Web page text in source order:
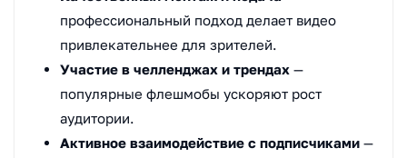
профессиональный подход делает видео
привлекательнее для зрителей.
Участие в челленджах и трендах —
популярные флешмобы ускоряют рост
аудитории.
Активное взаимодействие с подписчиками —